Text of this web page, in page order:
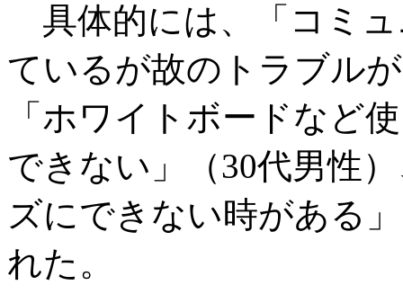
具体的には、「コミ
ているが故のトラブル
「ホワイトボードなど
できない」（30代男性
ズにできない時がある
れた。